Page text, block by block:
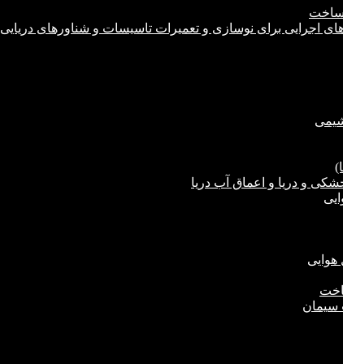
ساخت
اجرایی برای نوسازی و تعمیرات تاسیسات و شناورهای دریایی
و دریا و اعماق آب دریا
سیمان